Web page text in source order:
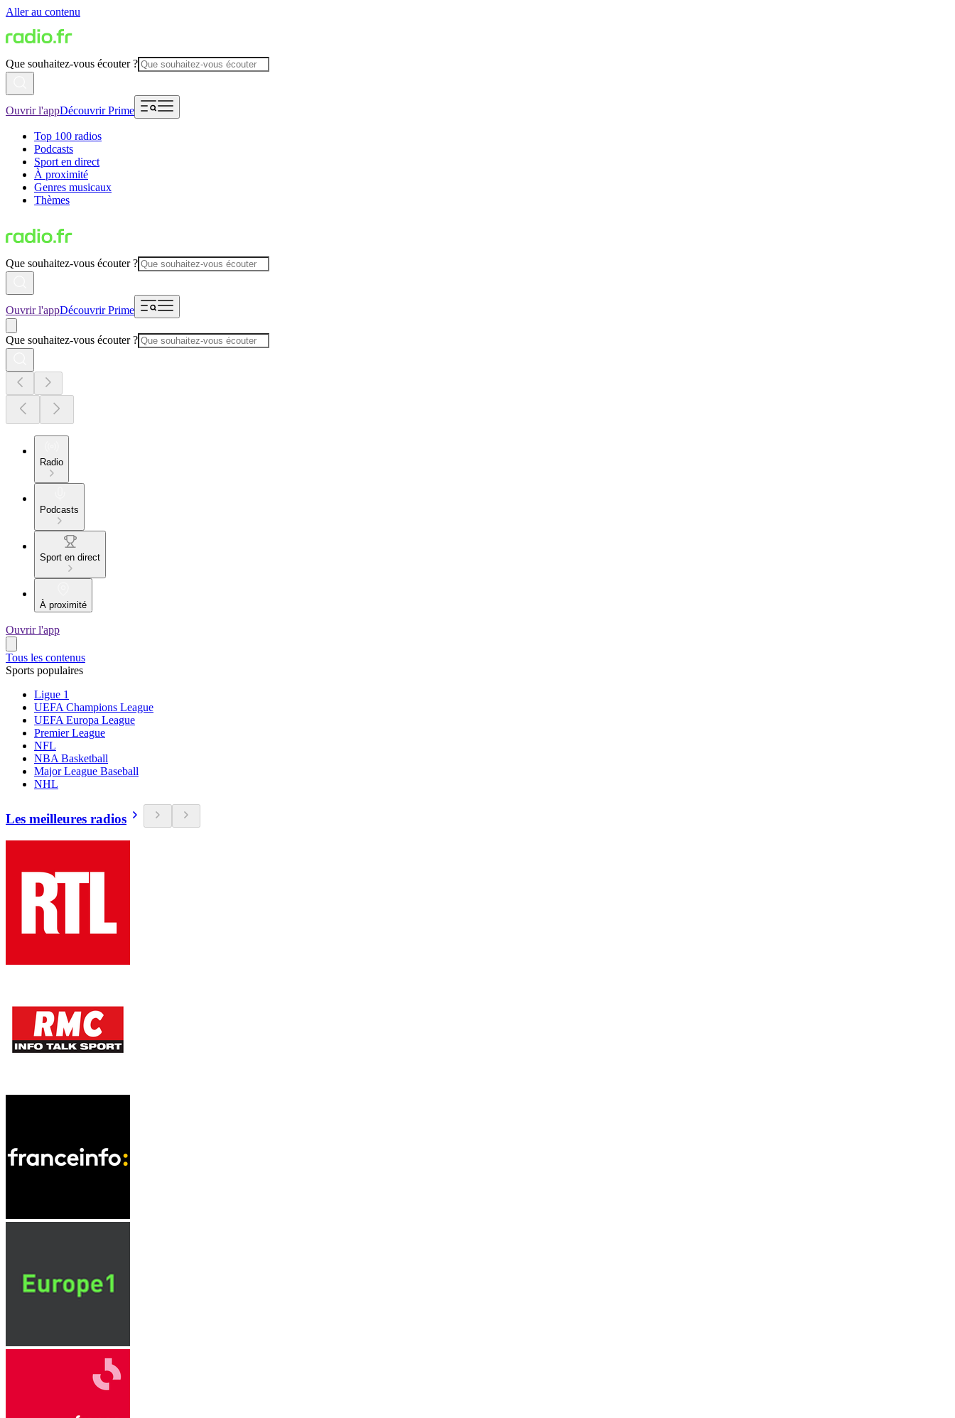
Aller au contenu
Que souhaitez-vous écouter ?
Ouvrir l'appDécouvrir Prime
Top 100 radios
Podcasts
Sport en direct
À proximité
Genres musicaux
Thèmes
Que souhaitez-vous écouter ?
Ouvrir l'appDécouvrir Prime
Que souhaitez-vous écouter ?
Radio
Podcasts
Sport en direct
À proximité
Ouvrir l'app
Tous les contenus
Sports populaires
Ligue 1
UEFA Champions League
UEFA Europa League
Premier League
NFL
NBA Basketball
Major League Baseball
NHL
Les meilleures radios